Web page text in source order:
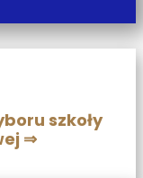
szkoły
⇒